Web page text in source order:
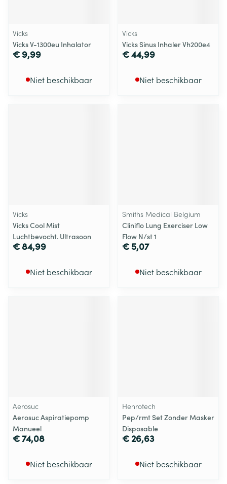
Vicks
Vicks V-1300eu Inhalator
€ 9,99
Niet beschikbaar
Vicks
Vicks Sinus Inhaler Vh200e4
€ 44,99
Niet beschikbaar
Vicks
Vicks Cool Mist
Luchtbevocht. Ultrasoon
€ 84,99
Niet beschikbaar
Smiths Medical Belgium
Cliniflo Lung Exerciser Low
Flow N/st 1
€ 5,07
Niet beschikbaar
Aerosuc
Aerosuc Aspiratiepomp
Manueel
€ 74,08
Niet beschikbaar
Henrotech
Pep/rmt Set Zonder Masker
Disposable
€ 26,63
Niet beschikbaar